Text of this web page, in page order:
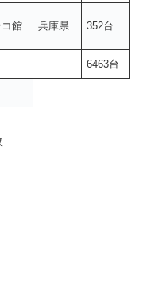
館 兵庫県 352台
6463台